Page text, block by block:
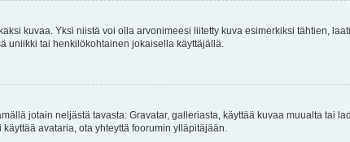
kuvaa. Yksi niistä voi olla arvonimeesi liitetty kuva esimerkiksi tähtien,
uniikki tai henkilökohtainen jokaisella käyttäjällä.
jotain neljästä tavasta: Gravatar, galleriasta, käyttää kuvaa muualta tai
avataria, ota yhteyttä foorumin ylläpitäjään.